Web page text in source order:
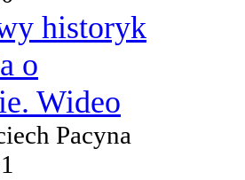
historyk
o
Wideo
Pacyna